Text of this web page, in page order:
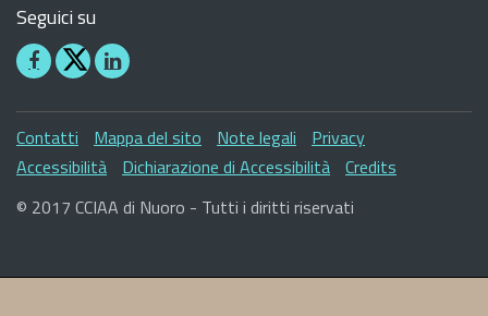
Seguici su
Seguici
su
Facebook
Seguici
su
Linkedin
Sezione
Link
Contatti Mappa del sito Note legali
Privacy
Accessibilità
Dichiarazione di Accessibilità Credits
© 2017 CCIAA di Nuoro - Tutti i diritti riservati